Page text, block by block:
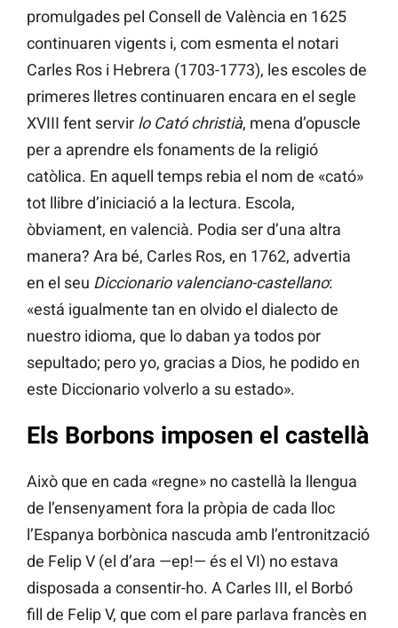
promulgades pel Consell de València en 1625
continuaren vigents i, com esmenta el notari
Carles Ros i Hebrera (1703-1773), les escoles de
primeres lletres continuaren encara en el segle
XVIII fent servir lo Cató christià, mena d’opuscle
per a aprendre els fonaments de la religió
catòlica. En aquell temps rebia el nom de «cató»
tot llibre d’iniciació a la lectura. Escola,
òbviament, en valencià. Podia ser d’una altra
manera? Ara bé, Carles Ros, en 1762, advertia
en el seu Diccionario valenciano-castellano:
«está igualmente tan en olvido el dialecto de
nuestro idioma, que lo daban ya todos por
sepultado; pero yo, gracias a Dios, he podido en
este Diccionario volverlo a su estado».
Els Borbons imposen el castellà
Això que en cada «regne» no castellà la llengua
de l’ensenyament fora la pròpia de cada lloc
l’Espanya borbònica nascuda amb l’entronització
de Felip V (el d’ara —ep!— és el VI) no estava
disposada a consentir-ho. A Carles III, el Borbó
fill de Felip V, que com el pare parlava francès en